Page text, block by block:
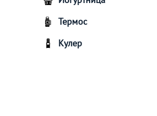
Термос
Кулер